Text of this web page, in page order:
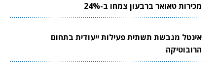
מכירות טאואר ברבעון צמחו ב-24%
אינטל מגבשת תשתית פעילות ייעודית בתחום
הרובוטיקה